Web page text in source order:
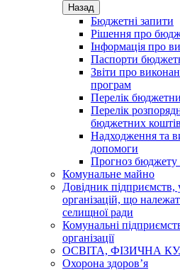
Назад
Бюджетні запити
Рішення про
Інформація про
Паспорти
Звіти про
програм
Перелік
Перелік
бюджетних коштів
Надходження та
допомоги
Прогноз бюджету
Комунальне майно
Довідник підприємств,
організацій, що
селищної ради
Комунальні
організації
ОСВІТА, ФІЗИЧНА
Охорона здоров’я